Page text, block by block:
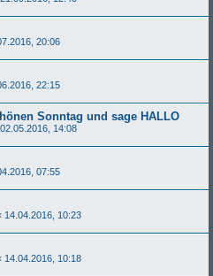
20:06
22:15
Sonntag und sage HALLO
02.05.2016, 14:08
07:55
14.04.2016, 10:23
14.04.2016, 10:18